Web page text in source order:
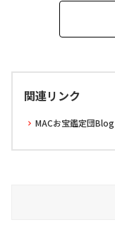
関連リンク
MACお宝鑑定団Blog